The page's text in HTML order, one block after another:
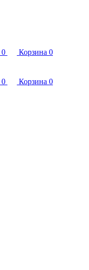
0 Корзина 0
0 Корзина 0